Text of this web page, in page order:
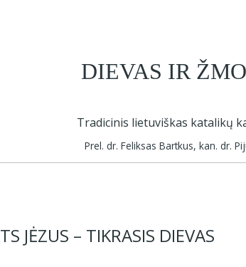
DIEVAS IR
Tradicinis lietuviškas katalikų
Prel. dr. Feliksas Bartkus, kan. dr.
JĖZUS – TIKRASIS DIEVAS